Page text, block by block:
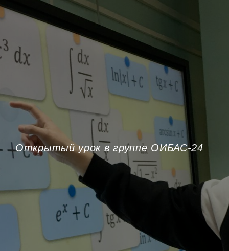
Открытый урок в группе ОИБАС-24